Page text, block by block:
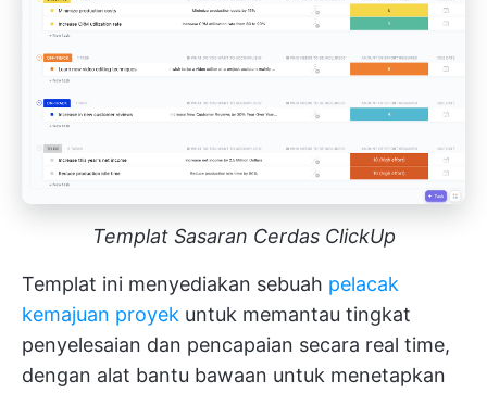
Templat Sasaran Cerdas ClickUp
Templat ini menyediakan sebuah pelacak
kemajuan proyek untuk memantau tingkat
penyelesaian dan pencapaian secara real time,
dengan alat bantu bawaan untuk menetapkan